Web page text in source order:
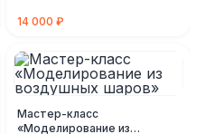
14 000 ₽
Мастер-класс
«Моделирование из